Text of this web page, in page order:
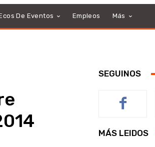
De Eventos Empleos Más
SEGUINOS
MÁS LEIDOS